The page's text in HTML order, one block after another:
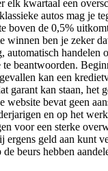
elk kwartaal een
autos mag je
boven de 0,5%
winnen ben je zeker
handelen
beantwoorden.
kan een
garant kan staan, het
website bevat geen
en op het
voor een sterke
ergens geld aan kunt
beurs hebben